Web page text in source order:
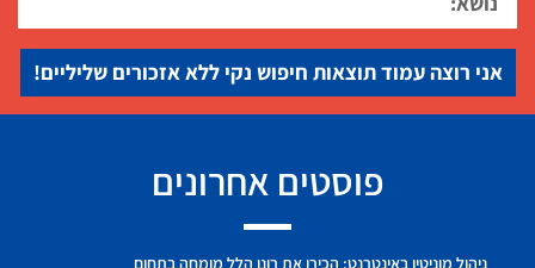
אני רוצה עמוד תוצאות חיפוש נקי ללא אזכורים שליליים!
פוסטים אחרונים
ניהול מוניטין באינטרנט: הכירו את רונן הלל מומחה בתחום